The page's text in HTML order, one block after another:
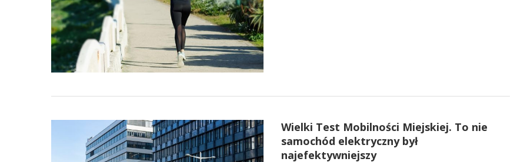
Wielki Test Mobilności Miejskiej. To nie
samochód elektryczny był
najefektywniejszy